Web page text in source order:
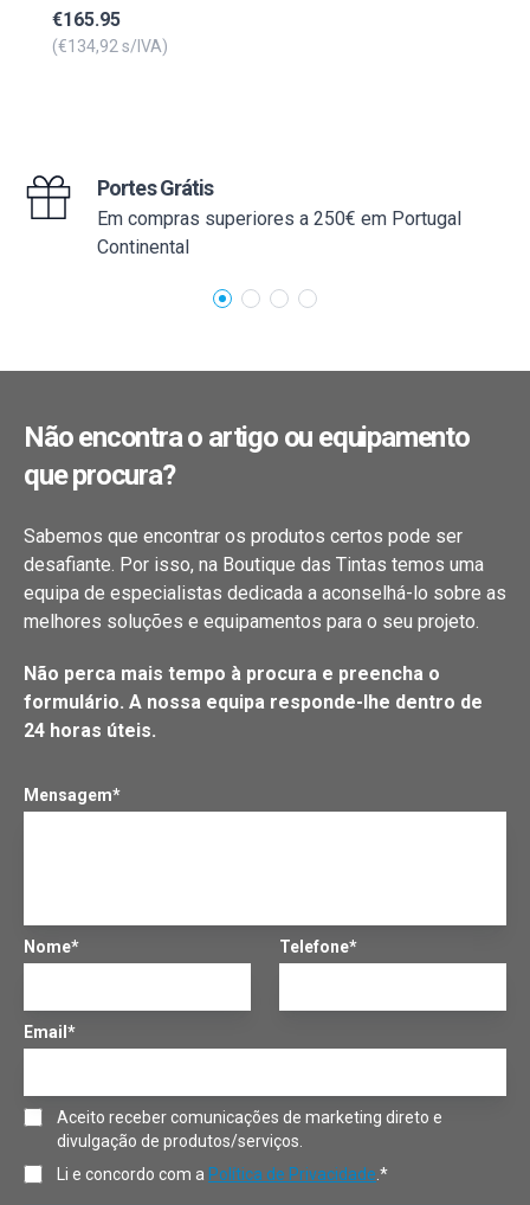
RG 80. O formato pontiagudo
permite encrespar a base e
€165.95
(€134,92 s/IVA)
Portes Grátis
Em compras superiores a 250€ em Portugal
Continental
Não encontra o artigo ou equipamento
que procura?
Sabemos que encontrar os produtos certos pode ser
desafiante. Por isso, na Boutique das Tintas temos uma
equipa de especialistas dedicada a aconselhá-lo sobre as
melhores soluções e equipamentos para o seu projeto.
Não perca mais tempo à procura e preencha o
formulário. A nossa equipa responde-lhe dentro de
24 horas úteis.
Mensagem*
Nome* Telefone*
Email*
Aceito receber comunicações de marketing direto e
divulgação de produtos/serviços.
Li e concordo com a Política de Privacidade .*